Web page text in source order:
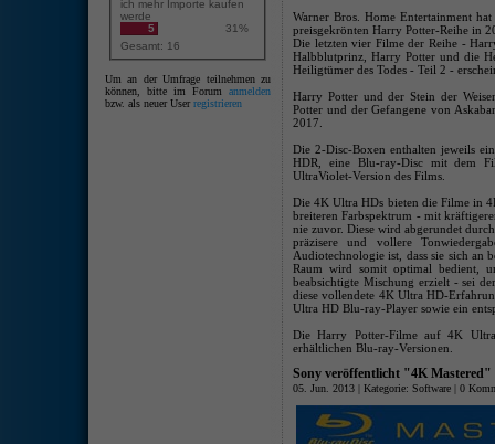
ich mehr Importe kaufen
werde
5
31%
Gesamt: 16
Um an der Umfrage teilnehmen zu
können, bitte im Forum anmelden
bzw. als neuer Userregistrieren
Warner Bros. Home Entertainment
preisgekrönten Harry Potter-Reihe in
Die letzten vier Filme der Reihe -
Halbblutprinz, Harry Potter und die
Heiligtümer des Todes - Teil 2 -
Harry Potter und der Stein der
Potter und der Gefangene von
2017.
Die 2-Disc-Boxen enthalten jeweils
HDR, eine Blu-ray-Disc mit dem
UltraViolet-Version des Films.
Die 4K Ultra HDs bieten die Filme in
breiteren Farbspektrum - mit
nie zuvor. Diese wird abgerundet
präzisere und vollere
Audiotechnologie ist, dass sie sich an
Raum wird somit optimal bedient,
beabsichtigte Mischung erzielt - sei
diese vollendete 4K Ultra HD-
Ultra HD Blu-ray-Player sowie ein
Die Harry Potter-Filme auf 4K
erhältlichen Blu-ray-Versionen.
Sony veröffentlicht "4K
05. Jun. 2013 | Kategorie: Software | 0